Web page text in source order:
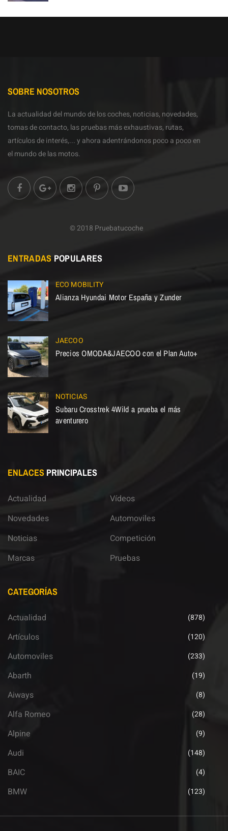
SOBRE NOSOTROS
La actualidad del mundo de los coches, noticias, novedades,
tomas de contacto, las pruebas más exhaustivas, rutas,
artículos de interés,... y ahora adentrándonos poco a poco en
el mundo de las motos.
© 2018 Pruebatucoche
ENTRADAS POPULARES
ECO MOBILITY
Alianza Hyundai Motor España y Zunder
JAECOO
Precios OMODA&JAECOO con el Plan Auto+
NOTICIAS
Subaru Crosstrek 4Wild a prueba el más
aventurero
ENLACES PRINCIPALES
Actualidad
Novedades
Noticias
Marcas
Vídeos
Automoviles
Competición
Pruebas
CATEGORÍAS
Actualidad (878)
Artículos (120)
Automoviles (233)
Abarth (19)
Aiways (8)
Alfa Romeo (28)
Alpine (9)
Audi (148)
BAIC (4)
BMW (123)